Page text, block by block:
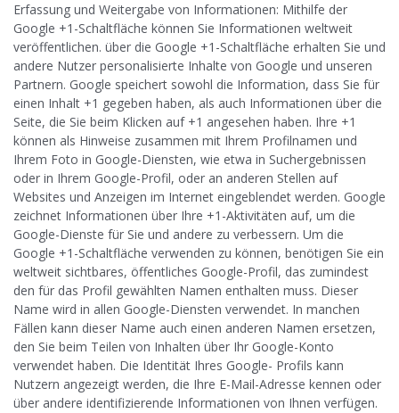
Erfassung und Weitergabe von Informationen: Mithilfe der
Google +1-Schaltfläche können Sie Informationen weltweit
veröffentlichen. über die Google +1-Schaltfläche erhalten Sie und
andere Nutzer personalisierte Inhalte von Google und unseren
Partnern. Google speichert sowohl die Information, dass Sie für
einen Inhalt +1 gegeben haben, als auch Informationen über die
Seite, die Sie beim Klicken auf +1 angesehen haben. Ihre +1
können als Hinweise zusammen mit Ihrem Profilnamen und
Ihrem Foto in Google-Diensten, wie etwa in Suchergebnissen
oder in Ihrem Google-Profil, oder an anderen Stellen auf
Websites und Anzeigen im Internet eingeblendet werden. Google
zeichnet Informationen über Ihre +1-Aktivitäten auf, um die
Google-Dienste für Sie und andere zu verbessern. Um die
Google +1-Schaltfläche verwenden zu können, benötigen Sie ein
weltweit sichtbares, öffentliches Google-Profil, das zumindest
den für das Profil gewählten Namen enthalten muss. Dieser
Name wird in allen Google-Diensten verwendet. In manchen
Fällen kann dieser Name auch einen anderen Namen ersetzen,
den Sie beim Teilen von Inhalten über Ihr Google-Konto
verwendet haben. Die Identität Ihres Google- Profils kann
Nutzern angezeigt werden, die Ihre E-Mail-Adresse kennen oder
über andere identifizierende Informationen von Ihnen verfügen.